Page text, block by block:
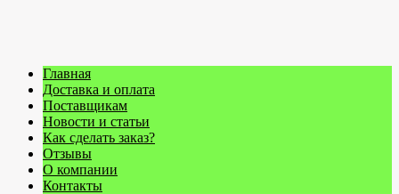
Главная
Доставка и оплата
Поставщикам
Новости и статьи
Как сделать заказ?
Отзывы
О компании
Контакты